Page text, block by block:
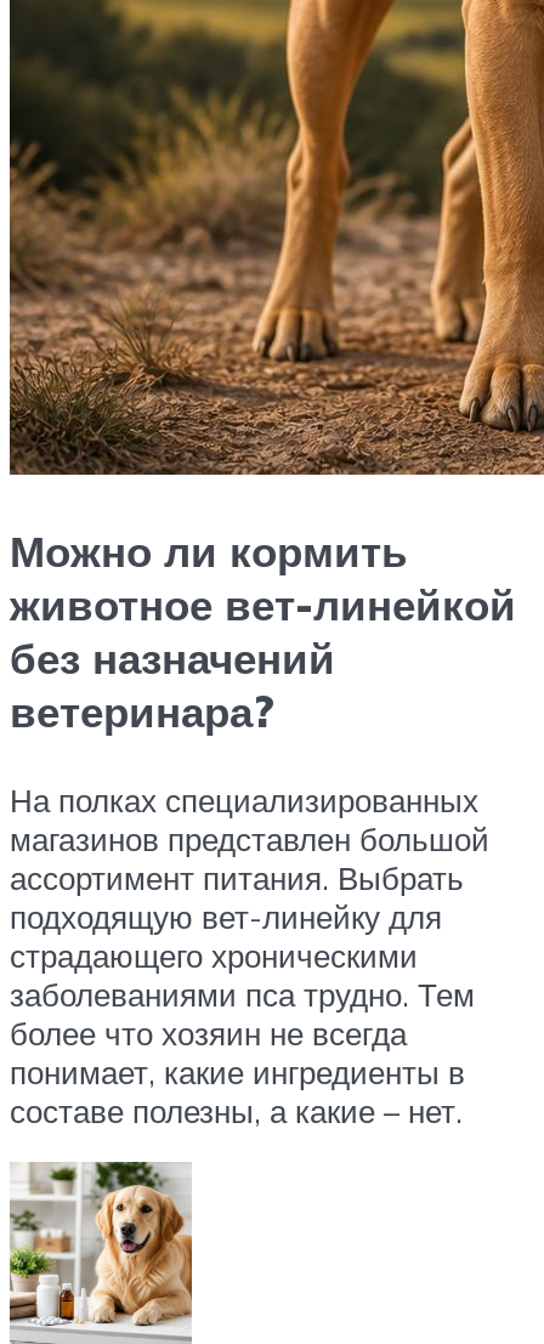
Можно ли кормить
животное вет-линейкой
без назначений
ветеринара?
На полках специализированных
магазинов представлен большой
ассортимент питания. Выбрать
подходящую вет-линейку для
страдающего хроническими
заболеваниями пса трудно. Тем
более что хозяин не всегда
понимает, какие ингредиенты в
составе полезны, а какие – нет.